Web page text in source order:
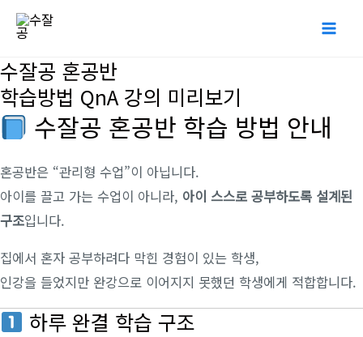
츠
로
건
너
기
수잘공 혼공반
학습방법 QnA 강의 미리보기
수잘공 혼공반 학습 방법 안내
혼공반은 “관리형 수업”이 아닙니다.
아이를 끌고 가는 수업이 아니라, 아이 스스로 공부하도록 설계된
구조입니다.
집에서 혼자 공부하려다 막힌 경험이 있는 학생,
인강을 들었지만 완강으로 이어지지 못했던 학생에게 적합합니다.
하루 완결 학습 구조